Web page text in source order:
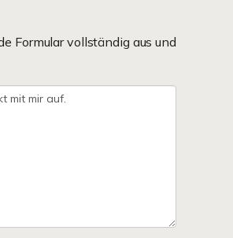
Formular vollständig aus und